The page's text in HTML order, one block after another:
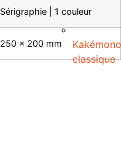
Kakémono
classique
Sérigraphie | 1 couleur
250 x 200 mm